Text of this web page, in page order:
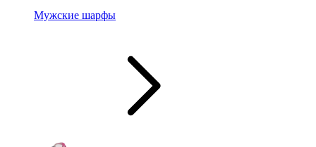
Мужские шарфы